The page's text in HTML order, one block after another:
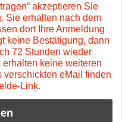
akzeptieren Sie
Sie erhalten nach dem
dort Ihre Anmeldung
keine Bestätigung, dann
72 Stunden wieder
keine weiteren
verschickten eMail finden
Link.